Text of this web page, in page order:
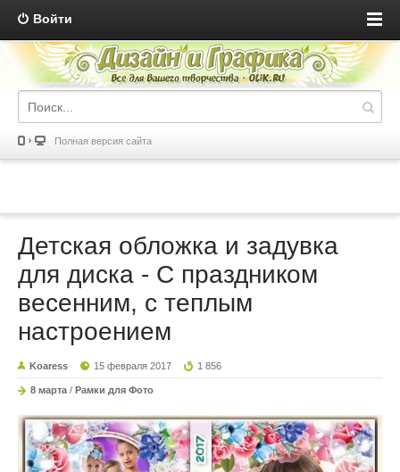
Войти
Полная версия сайта
Детская обложка и задувка
для диска - С праздником
весенним, с теплым
настроением
Koaress 15 февраля 2017 1 856
8 марта / Рамки для Фото